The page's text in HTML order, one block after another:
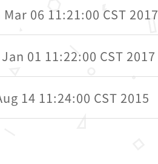
Mar 06 11:21:00 CST 2017
01 11:22:00 CST 2017
14 11:24:00 CST 2015